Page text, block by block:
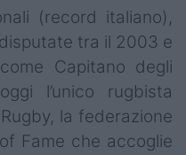
(record italiano),
tra il 2003 e
Capitano degli
l’unico rugbista
la federazione
Fame che accoglie